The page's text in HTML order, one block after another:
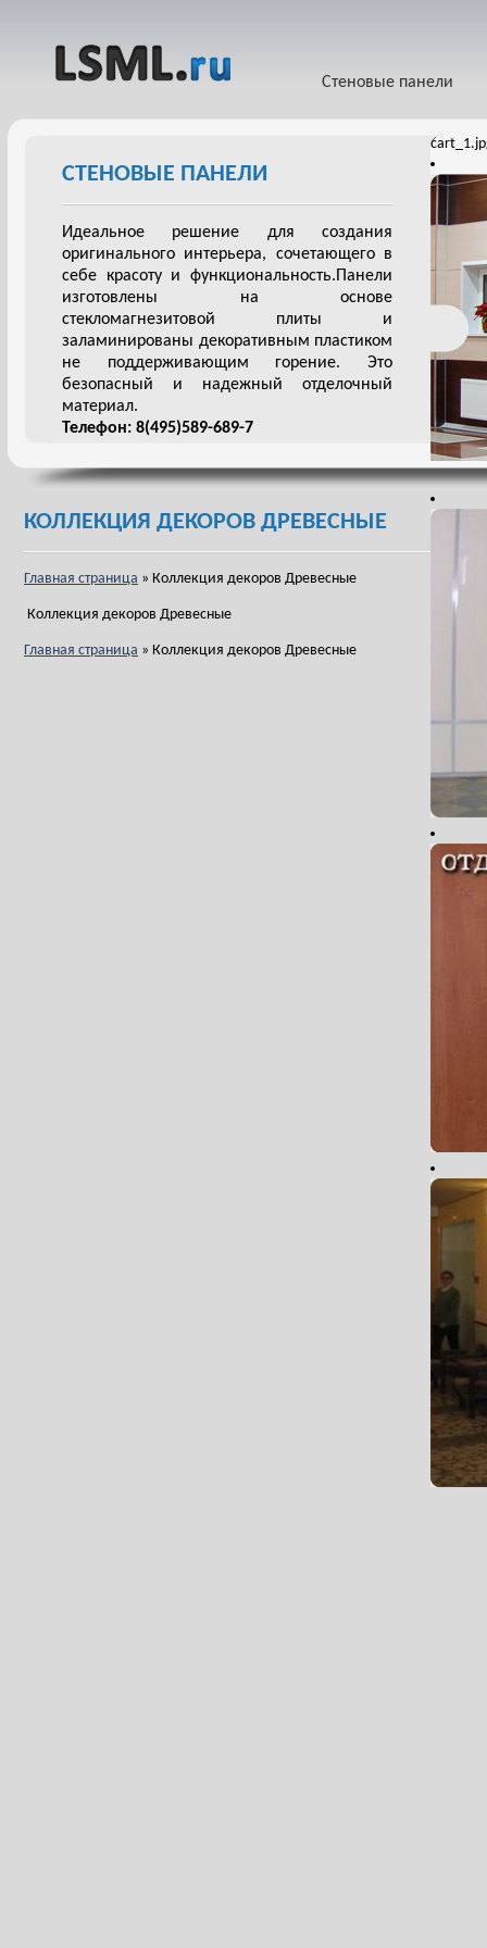
Стеновые панели
СТЕНОВЫЕ ПАНЕЛИ
Идеальное решение для создания
оригинального интерьера, сочетающего в
себе красоту и функциональность.Панели
изготовлены на основе
стекломагнезитовой плиты и
заламинированы декоративным пластиком
не поддерживающим горение. Это
безопасный и надежный отделочный
материал.
Телефон: 8(495)589-689-7
КОЛЛЕКЦИЯ ДЕКОРОВ ДРЕВЕСНЫЕ
Главная страница » Коллекция декоров Древесные
Коллекция декоров Древесные
Главная страница » Коллекция декоров Древесные